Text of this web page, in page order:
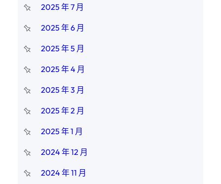
2025 年 7 月
2025 年 6 月
2025 年 5 月
2025 年 4 月
2025 年 3 月
2025 年 2 月
2025 年 1 月
2024 年 12 月
2024 年 11 月